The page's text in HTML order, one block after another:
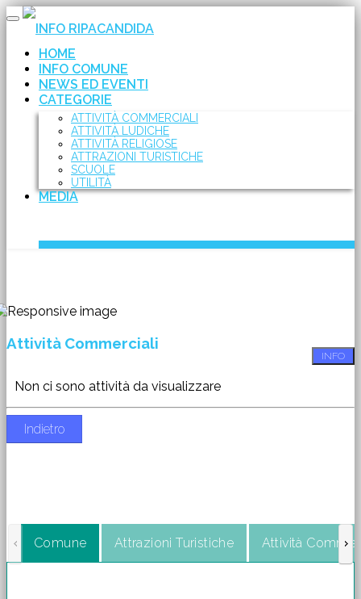
Toggle
navigation
INFO RIPACANDIDA
HOME
INFO COMUNE
NEWS ED EVENTI
CATEGORIE
ATTIVITÀ COMMERCIALI
ATTIVITÀ LUDICHE
ATTIVITÀ RELIGIOSE
ATTRAZIONI TURISTICHE
SCUOLE
UTILITÀ
MEDIA
INFO
Attività Commerciali
Non ci sono attività da visualizzare
Indietro
Comune Attrazioni Turistiche Attività